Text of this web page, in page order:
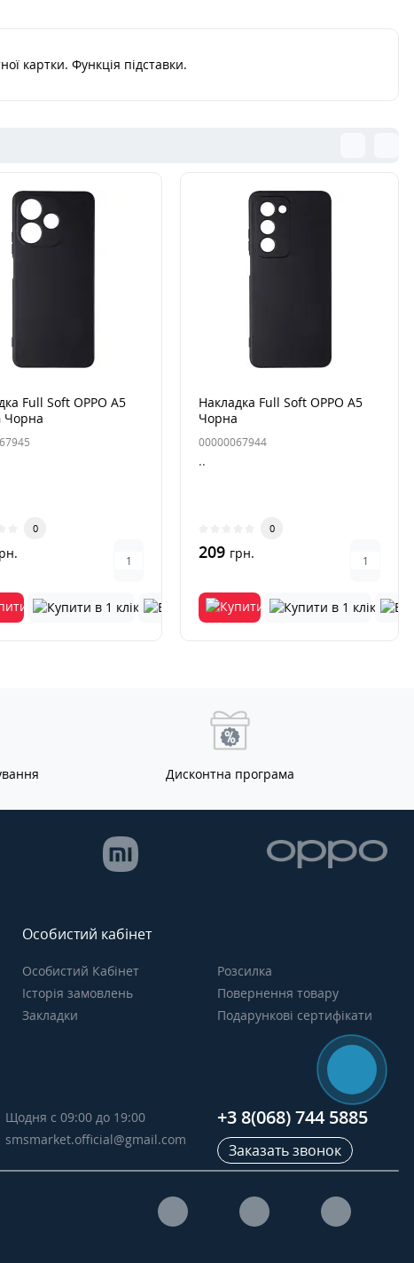
картки. Функція підставки.
Full Soft OPPO A5
Чорна
0
Накладка Full Soft OPPO A5
Чорна
00000067944
..
0
209 грн.
Дисконтна програма
Особистий кабінет
Особистий Кабінет
Історія замовлень
Закладки
Розсилка
Повернення товару
Подарункові сертифікати
Щодня с 09:00 до 19:00
smsmarket.official@gmail.com
+3 8(068) 744 5885
Заказать звонок